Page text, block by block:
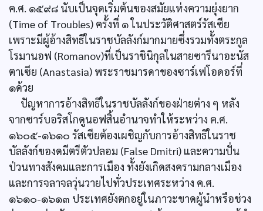
ค.ศ. ๑๕๙๘ นับเป็นจุดเริ่มต้นของสมัยแห่งความยุ่งยาก
(Time of Troubles) ครั้งที่ ๑ ในประวัติศาสตร์รัสเซีย
เพราะมีผู้อ้างสิทธิในราชบัลลังก์มากมายซึ่งรวมทั้งตระกูล
โรมานอฟ (Romanov)ที่เป็นราชินิกุลในสายซารีนาอะนัส
ตาเซีย (Anastasia) พระราชมารดาของซาร์เฟโอดอร์ที่
๑ด้วย
ปัญหาการอ้างสิทธิในราชบัลลังก์ของฝ่ายต่าง ๆ หลัง
จากซาร์บอริสโกดูนอฟสิ้นอำนาจทำให้ระหว่าง ค.ศ.
๑๖๐๕-๑๖๑๐ รัสเซียต้องเผชิญกับการอ้างสิทธิในราช
บัลลังก์ของดมีตรีตัวปลอม (False Dmitri) และความปั่น
ป่วนทางสังคมและการเมือง ทั้งยังเกิดสงครามกลางเมือง
และการจลาจลวุ่นวายไปทั่วประเทศระหว่าง ค.ศ.
๑๖๑๐-๑๖๑๓ ประเทศยังตกอยู่ในภาวะขาดผู้นำหรือช่วง